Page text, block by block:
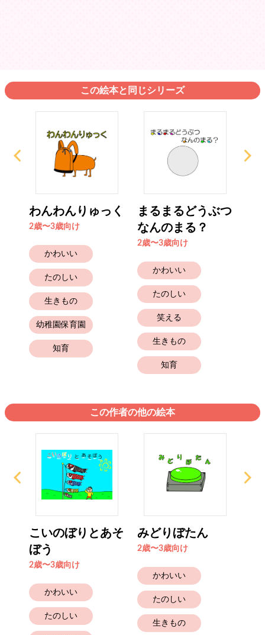
この絵本と同じシリーズ
わんわんりゅっく
2歳〜3歳向け
かわいい
たのしい
生きもの
幼稚園保育園
知育
まるまるどうぶつ
なんのまる？
2歳〜3歳向け
かわいい
たのしい
笑える
生きもの
知育
この作者の他の絵本
こいのぼりとあそ
ぼう
2歳〜3歳向け
かわいい
たのしい
みどりぼたん
2歳〜3歳向け
かわいい
たのしい
生きもの